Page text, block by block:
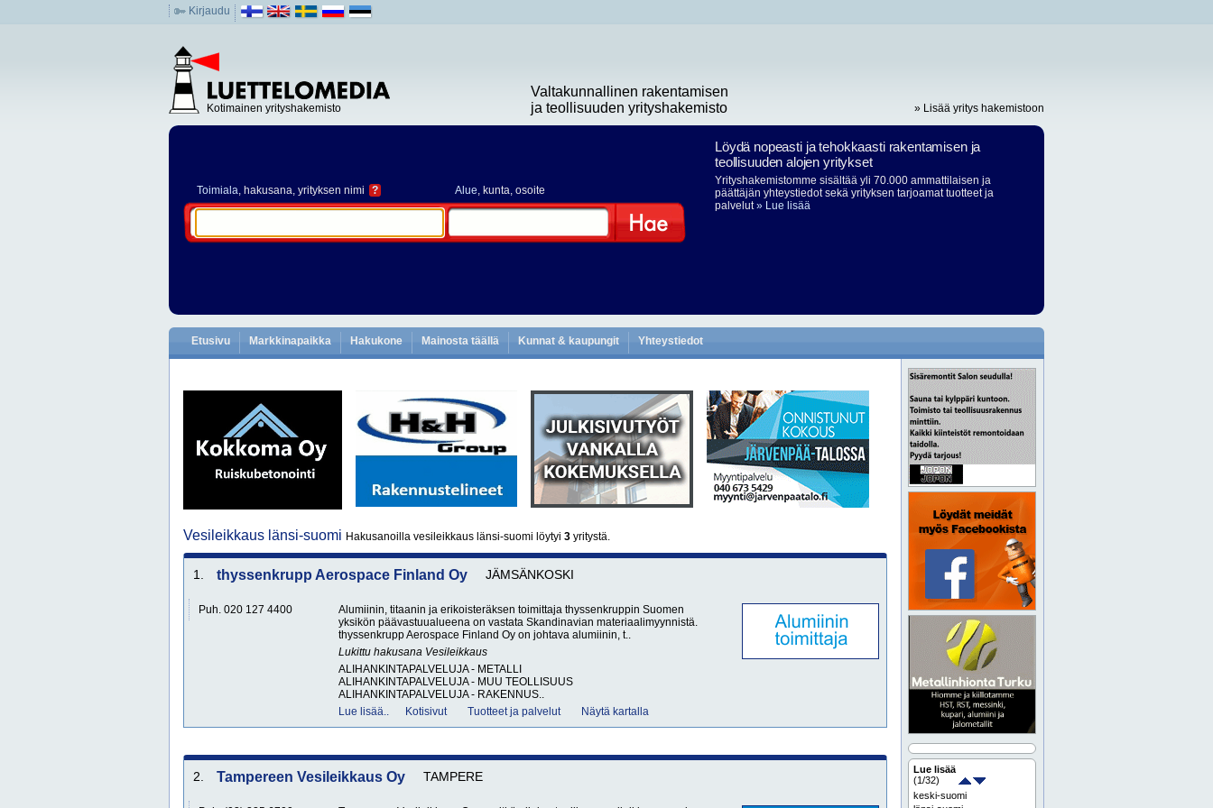
Kirjaudu
Kotimainen yrityshakemisto
Valtakunnallinen rakentamisen
ja teollisuuden yrityshakemisto
» Lisää yritys hakemistoon
Toimiala, hakusana, yrityksen nimi ? Alue, kunta, osoite
Löydä nopeasti ja tehokkaasti rakentamisen ja
teollisuuden alojen yritykset
Yrityshakemistomme sisältää yli 70.000 ammattilaisen ja
päättäjän yhteystiedot sekä yrityksen tarjoamat tuotteet ja
palvelut» Lue lisää
Etusivu Markkinapaikka Hakukone Mainosta täällä Kunnat & kaupungit Yhteystiedot
Vesileikkaus länsi-suomi Hakusanoilla vesileikkaus länsi-suomi löytyi 3 yritystä.
1. thyssenkrupp Aerospace Finland Oy JÄMSÄNKOSKI
Puh. 020 127 4400
Alumiinin, titaanin ja erikoisteräksen toimittaja thyssenkruppin Suomen
yksikön päävastuualueena on vastata Skandinavian materiaalimyynnistä.
thyssenkrupp Aerospace Finland Oy on johtava alumiinin, t..
Lukittu hakusana Vesileikkaus
ALIHANKINTAPALVELUJA - METALLI
ALIHANKINTAPALVELUJA - MUU TEOLLISUUS
ALIHANKINTAPALVELUJA - RAKENNUS..
Lue lisää..
Kotisivut Tuotteet ja palvelut Näytä kartalla
2. Tampereen Vesileikkaus Oy TAMPERE
Lue lisää
(1/32)
keski-suomi